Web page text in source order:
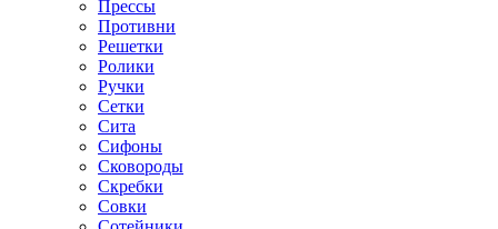
Прессы
Противни
Решетки
Ролики
Ручки
Сетки
Сита
Сифоны
Сковороды
Скребки
Совки